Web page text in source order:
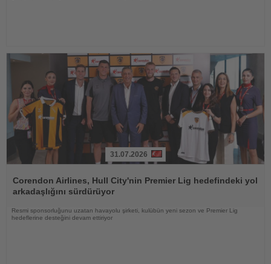
Oku
31.07.2026
Corendon Airlines, Hull City'nin Premier Lig hedefindeki yol
arkadaşlığını sürdürüyor
Resmi sponsorluğunu uzatan havayolu şirketi, kulübün yeni sezon ve Premier Lig
hedeflerine desteğini devam ettiriyor